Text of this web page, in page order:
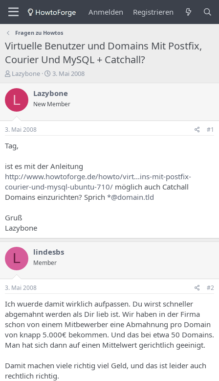
Anmelden Registrieren
Fragen zu Howtos
Virtuelle Benutzer und Domains Mit Postfix,
Courier Und MySQL + Catchall?
E
s
e
l
e
r
d
s
T
h
e
s
Lazybone
E
s
e
d
a
t
u
3. Mai 2008
L Lazybone
New Member
3. Mai 2008 #1
Tag,
ist es mit der Anleitung
http://www.howtoforge.de/howto/virt...ins-mit-postfix-
courier-und-mysql-ubuntu-710/ möglich auch Catchall
Domains einzurichten? Sprich *@domain.tld
Gruß
Lazybone
L lindesbs
Member
3. Mai 2008 #2
Ich wuerde damit wirklich aufpassen. Du wirst schneller
abgemahnt werden als Dir lieb ist. Wir haben in der Firma
schon von einem Mitbewerber eine Abmahnung pro Domain
von knapp 5.000€ bekommen. Und das bei etwa 50 Domains.
Man hat sich dann auf einen Mittelwert gerichtlich geeinigt.
Damit machen viele richtig viel Geld, und das ist leider auch
rechtlich richtig.